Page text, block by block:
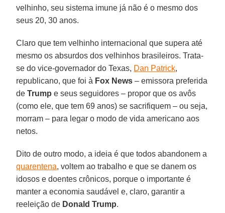
velhinho, seu sistema imune já não é o mesmo dos
seus 20, 30 anos.
Claro que tem velhinho internacional que supera até
mesmo os absurdos dos velhinhos brasileiros. Trata-
se do vice-governador do Texas, Dan Patrick,
republicano, que foi à Fox News – emissora preferida
deTrump e seus seguidores – propor que os avôs
(como ele, que tem 69 anos) se sacrifiquem – ou seja,
morram – para legar o modo de vida americano aos
netos.
Dito de outro modo, a ideia é que todos abandonem a
quarentena, voltem ao trabalho e que se danem os
idosos e doentes crônicos, porque o importante é
manter a economia saudável e, claro, garantir a
reeleição de Donald Trump.